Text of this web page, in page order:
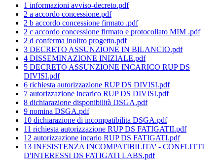
1 informazioni avviso-decreto.pdf
2 a accordo concessione.pdf
2 b accordo concessione firmato .pdf
2 c accordo concessione firmato e protocollato MIM .pdf
2 d conferma inoltro progetto.pdf
3 DECRETO ASSUNZIONE IN BILANCIO.pdf
4 DISSEMINAZIONE INIZIALE.pdf
5 DECRETO ASSUNZIONE INCARICO RUP DS
DIVISI.pdf
6 richiesta autorizzazione RUP DS DIVISI.pdf
7 autorizzazione incarico RUP DS DIVISI.pdf
8 dichiarazione disponibilità DSGA.pdf
9 nomina DSGA.pdf
10 dichiarazione di incompatibilita DSGA.pdf
11 richiesta autorizzazione RUP DS FATIGATII.pdf
12 autorizzazione incario RUP DS FATIGATI.pdf
13 INESISTENZA INCOMPATIBILITA' - CONFLITTI
D'INTERESSI DS FATIGATI LABS.pdf